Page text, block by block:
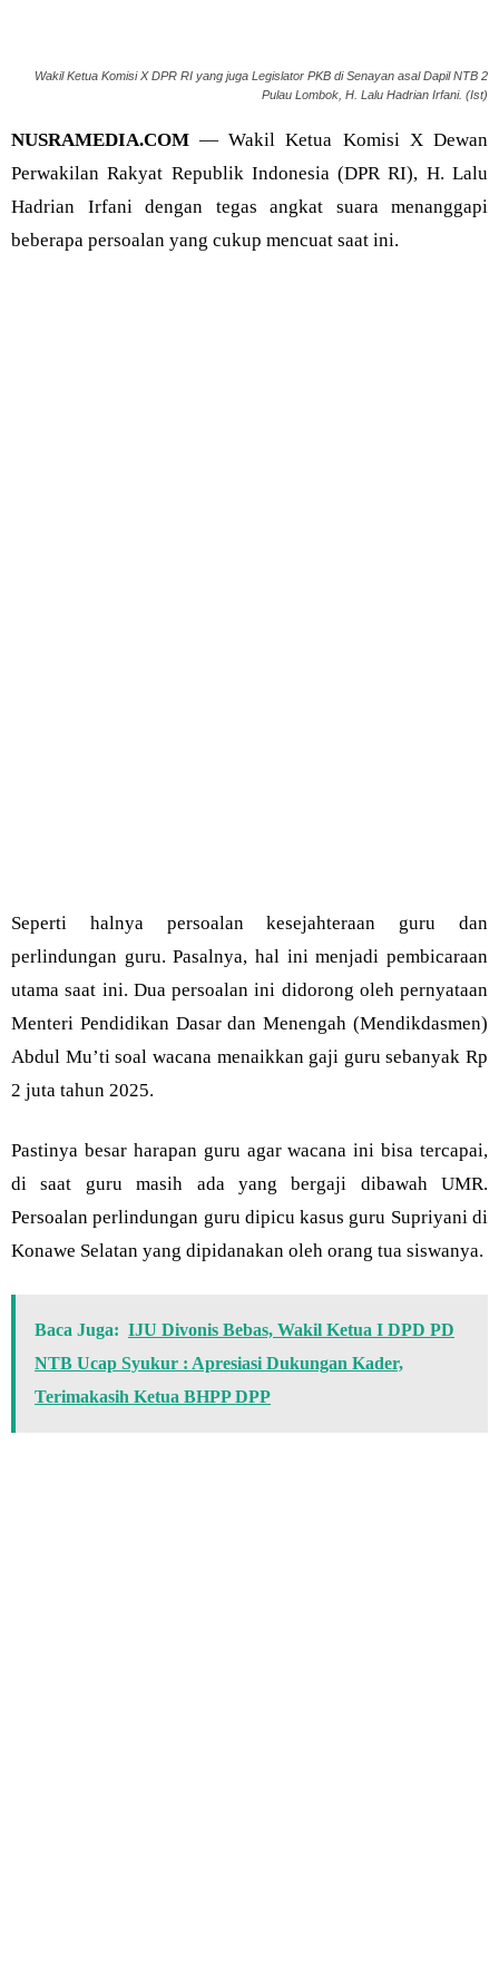
Wakil Ketua Komisi X DPR RI yang juga Legislator PKB di Senayan asal Dapil NTB 2
Pulau Lombok, H. Lalu Hadrian Irfani. (Ist)
NUSRAMEDIA.COM — Wakil Ketua Komisi X Dewan
Perwakilan Rakyat Republik Indonesia (DPR RI), H. Lalu
Hadrian Irfani dengan tegas angkat suara menanggapi
beberapa persoalan yang cukup mencuat saat ini.
Seperti halnya persoalan kesejahteraan guru dan
perlindungan guru. Pasalnya, hal ini menjadi pembicaraan
utama saat ini. Dua persoalan ini didorong oleh pernyataan
Menteri Pendidikan Dasar dan Menengah (Mendikdasmen)
Abdul Mu’ti soal wacana menaikkan gaji guru sebanyak Rp
2 juta tahun 2025.
Pastinya besar harapan guru agar wacana ini bisa tercapai,
di saat guru masih ada yang bergaji dibawah UMR.
Persoalan perlindungan guru dipicu kasus guru Supriyani di
Konawe Selatan yang dipidanakan oleh orang tua siswanya.
Baca Juga: IJU Divonis Bebas, Wakil Ketua I DPD PD
NTB Ucap Syukur : Apresiasi Dukungan Kader,
Terimakasih Ketua BHPP DPP